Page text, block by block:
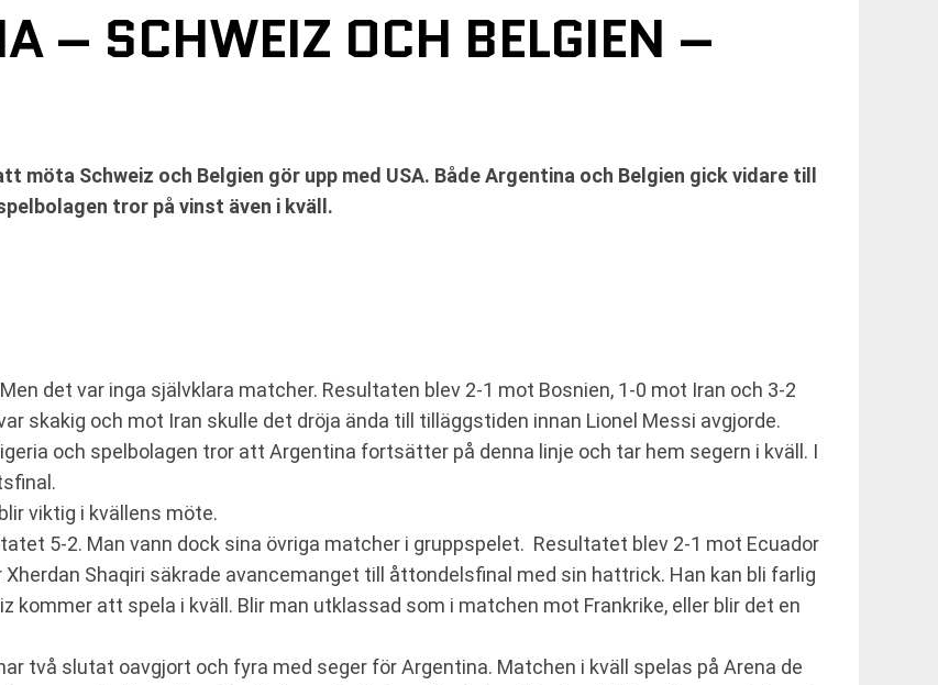
– SCHWEIZ OCH BELGIEN –
Schweiz och Belgien gör upp med USA. Både Argentina och Belgien gick vidare till
tror på vinst även i kväll.
det var inga självklara matcher. Resultaten blev 2-1 mot Bosnien, 1-0 mot Iran och 3-2
skakig och mot Iran skulle det dröja ända till tilläggstiden innan Lionel Messi avgjorde.
och spelbolagen tror att Argentina fortsätter på denna linje och tar hem segern i kväll. I
viktig i kvällens möte.
5-2. Man vann dock sina övriga matcher i gruppspelet. Resultatet blev 2-1 mot Ecuador
Shaqiri säkrade avancemanget till åttondelsfinal med sin hattrick. Han kan bli farlig
kommer att spela i kväll. Blir man utklassad som i matchen mot Frankrike, eller blir det en
två slutat oavgjort och fyra med seger för Argentina. Matchen i kväll spelas på Arena de